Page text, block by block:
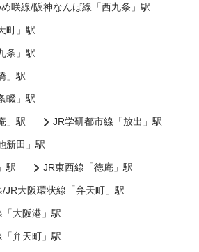
咲線/阪神なんば線「西九条」駅
町」駅
条」駅
」駅
畷」駅
」駅 JR学研都市線「放出」駅
新田」駅
駅 JR東西線「徳庵」駅
JR大阪環状線「弁天町」駅
大阪港」駅
弁天町」駅